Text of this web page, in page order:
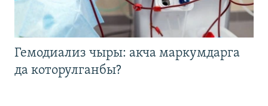
Гемодиализ чыры: акча маркумдарга
да которулганбы?